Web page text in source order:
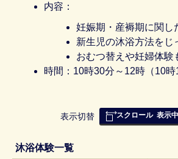
内容：
妊娠期・産褥期に関し
新生児の沐浴方法をじ
おむつ替えや妊婦体験
時間：10時30分～12時（10時
表
み
表示切替 スクロール 表示中
沐浴体験一覧